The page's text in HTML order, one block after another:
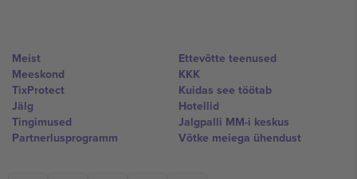
Meist
Meeskond
TixProtect
Jälg
Tingimused
Partnerlusprogramm
Ettevõtte teenused
KKK
Kuidas see töötab
Hotellid
Jalgpalli MM-i keskus
Võtke meiega ühendust